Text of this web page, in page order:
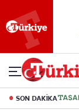
SON DAKİKA